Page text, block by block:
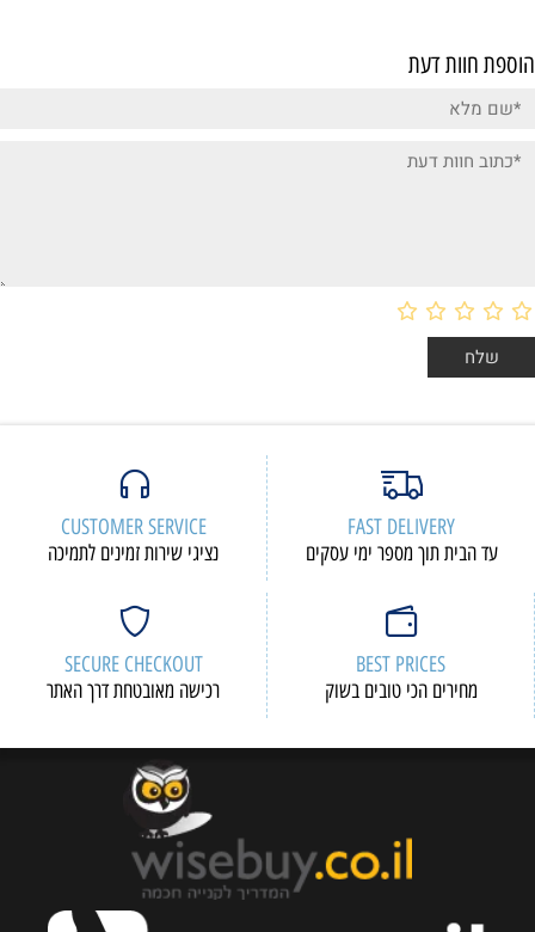
חוות דעת
FAST DELIVERY
עד הבית תוך מספר ימי עסקים
CUSTOMER SERVICE
נציגי שירות זמינים לתמיכה
BEST PRICES
מחירים הכי טובים בשוק
SECURE CHECKOUT
רכישה מאובטחת דרך האתר